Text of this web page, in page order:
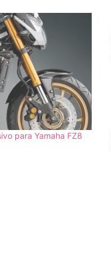
para Yamaha FZ8